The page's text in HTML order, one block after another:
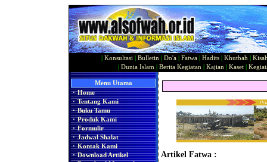
Konsultasi Bulletin Do'a Fatwa Hadits Khutbah
Dunia Islam Berita Kegiatan Kajian Kaset|
Menu Utama
· Home
· Tentang Kami
· Buku Tamu
· Produk Kami
· Formulir
· Jadwal Shalat
· Kontak Kami
· Download Artikel
Artikel Fatwa :